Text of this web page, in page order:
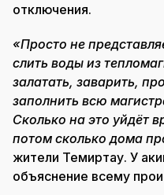
отключения.
«Просто не
слить воды из
залатать, заварить,
заполнить всю
Сколько на это уйдёт
потом сколько дома
жители Темиртау. У
объяснение всему